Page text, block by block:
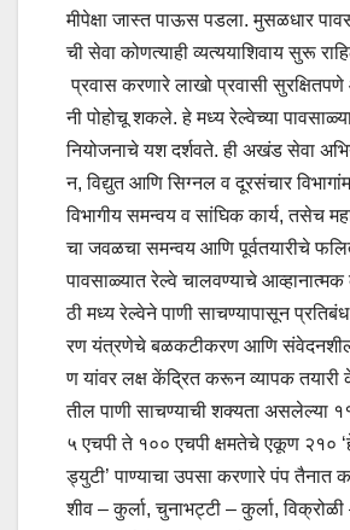
मीपेक्षा जास्त पाऊस पडला. मुसळधार
ची सेवा कोणत्याही व्यत्ययाशिवाय सुरू
प्रवास करणारे लाखो प्रवासी
नी पोहोचू शकले. हे मध्य रेल्वेच्या
नियोजनाचे यश दर्शवते. ही अखंड सेवा
न, विद्युत आणि सिग्नल व दूरसंचार
विभागीय समन्वय व सांघिक कार्य, तसेच
चा जवळचा समन्वय आणि पूर्वतयारीचे
पावसाळ्यात रेल्वे चालवण्याचे आव्हानात्मक
ठी मध्य रेल्वेने पाणी साचण्यापासून
रण यंत्रणेचे बळकटीकरण आणि संवेदनशील
ण यांवर लक्ष केंद्रित करून व्यापक तयारी
तील पाणी साचण्याची शक्यता असलेल्या
५ एचपी ते १०० एचपी क्षमतेचे एकूण २१०
ड्युटी’ पाण्याचा उपसा करणारे पंप तैनात
शीव – कुर्ला, चुनाभट्टी – कुर्ला, विक्रोळी